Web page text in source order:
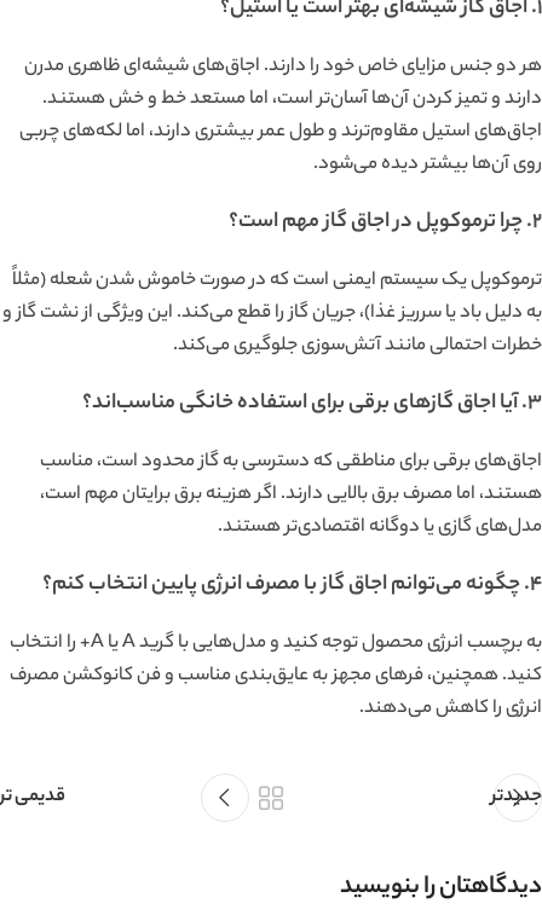
۱. اجاق گاز شیشه‌ای بهتر است یا استیل؟
هر دو جنس مزایای خاص خود را دارند. اجاق‌های شیشه‌ای ظاهری مدرن
دارند و تمیز کردن آن‌ها آسان‌تر است، اما مستعد خط و خش هستند.
اجاق‌های استیل مقاوم‌ترند و طول عمر بیشتری دارند، اما لکه‌های چربی
روی آن‌ها بیشتر دیده می‌شود.
۲. چرا ترموکوپل در اجاق گاز مهم است؟
ترموکوپل یک سیستم ایمنی است که در صورت خاموش شدن شعله (مثلاً
به دلیل باد یا سرریز غذا)، جریان گاز را قطع می‌کند. این ویژگی از نشت گاز و
خطرات احتمالی مانند آتش‌سوزی جلوگیری می‌کند.
۳. آیا اجاق گازهای برقی برای استفاده خانگی مناسب‌اند؟
اجاق‌های برقی برای مناطقی که دسترسی به گاز محدود است، مناسب
هستند، اما مصرف برق بالایی دارند. اگر هزینه برق برایتان مهم است،
مدل‌های گازی یا دوگانه اقتصادی‌تر هستند.
۴. چگونه می‌توانم اجاق گاز با مصرف انرژی پایین انتخاب کنم؟
به برچسب انرژی محصول توجه کنید و مدل‌هایی با گرید A یا A+ را انتخاب
کنید. همچنین، فرهای مجهز به عایق‌بندی مناسب و فن کانوکشن مصرف
انرژی را کاهش می‌دهند.
جدیدتر قدیمی تر
دیدگاهتان را بنویسید